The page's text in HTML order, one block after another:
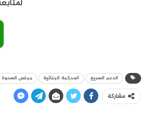
الدعم السريع المحكمة الجنائية مجلس الصحوة
مشاركة